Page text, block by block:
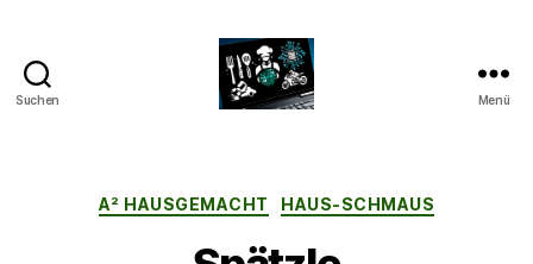
Suchen Menü
Kategorien
A² HAUSGEMACHT HAUS-SCHMAUS